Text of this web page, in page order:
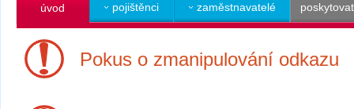
úvod pojištěnci zaměstnavatelé
Pokus o zmanipulování odkazu